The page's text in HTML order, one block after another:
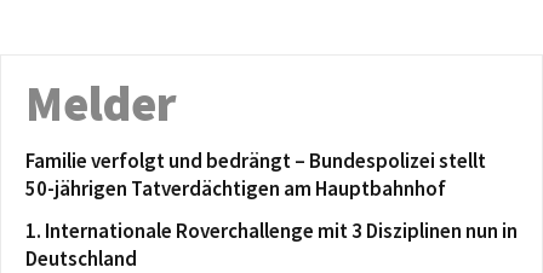
Melder
Familie verfolgt und bedrängt – Bundespolizei stellt
50-jährigen Tatverdächtigen am Hauptbahnhof
1. Internationale Roverchallenge mit 3 Disziplinen nun in
Deutschland